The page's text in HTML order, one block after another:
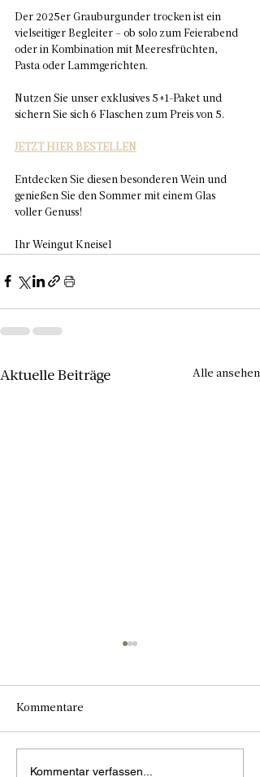
Der 2025er Grauburgunder trocken ist ein
vielseitiger Begleiter – ob solo zum Feierabend
oder in Kombination mit Meeresfrüchten,
Pasta oder Lammgerichten.
Nutzen Sie unser exklusives 5+1-Paket und
sichern Sie sich 6 Flaschen zum Preis von 5.
JETZT HIER BESTELLEN
Entdecken Sie diesen besonderen Wein und
genießen Sie den Sommer mit einem Glas
voller Genuss!
Ihr Weingut Kneisel
Aktuelle Beiträge Alle ansehen
31 TAGE ROSÉ – WAS IST
Kommentare
Kommentar verfassen...